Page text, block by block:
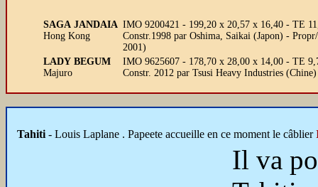
SAGA JANDAIA
Hong Kong
IMO 9200421 - 199,20 x 20,57 x 16,40 - TE
Constr.1998 par Oshima, Saikai (Japon) -
2001)
LADY BEGUM
Majuro
IMO 9625607 - 178,70 x 28,00 x 14,00 - TE
Constr. 2012 par Tsusi Heavy Industries
Tahiti - Louis Laplane . Papeete accueille en ce moment le câblier
Il va